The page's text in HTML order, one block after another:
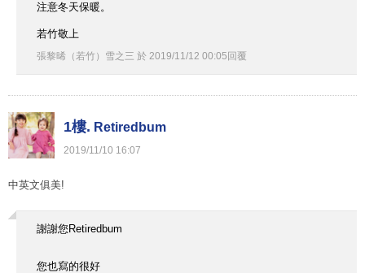
注意冬天保暖。
若竹敬上
張黎晞（若竹）雪之三 於 2019/11/12 00:05 回覆
1樓. Retiredbum
2019/11/10 16:07
中英文俱美!
謝謝您Retiredbum
您也寫的很好